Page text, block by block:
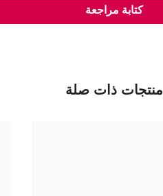
كتابة مراجعة
منتجات ذات صلة